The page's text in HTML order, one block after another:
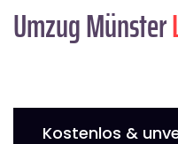
Umzug Münster
Kostenlos &